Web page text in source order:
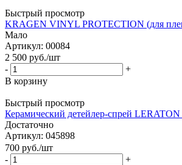
Быстрый просмотр
KRAGEN VINYL PROTECTION (для
Мало
Артикул: 00084
2 500 руб./шт
-
+
В корзину
Быстрый просмотр
Керамический детейлер-спрей
Достаточно
Артикул: 045898
700 руб./шт
-
+